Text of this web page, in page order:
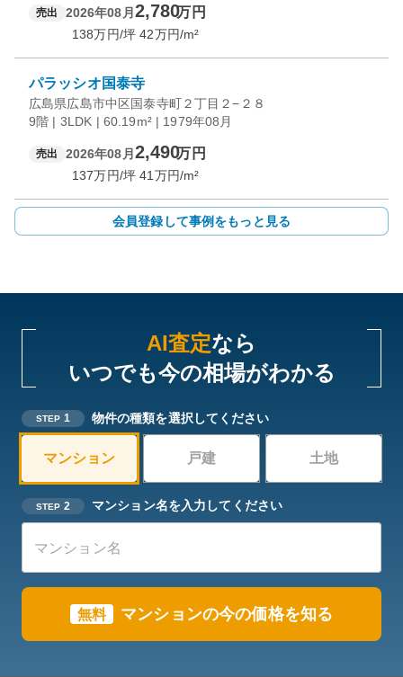
売出 2026年08月 2,780万円
138万円/坪 42万円/m²
パラッシオ国泰寺
広島県広島市中区国泰寺町２丁目２−２８
9階 | 3LDK | 60.19m² | 1979年08月
売出 2026年08月 2,490万円
137万円/坪 41 万円/m²
会員登録して事例をもっと見る
AI査定なら
いつでも今の相場がわかる
STEP 1 物件の種類を選択してください
マンション 戸建 土地
STEP 2 マンション名を入力してください
無料 マンションの今の価格を知る